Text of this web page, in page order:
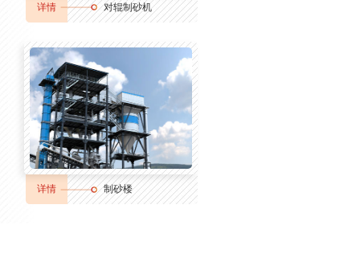
详情 对辊制砂机
详情 制砂楼